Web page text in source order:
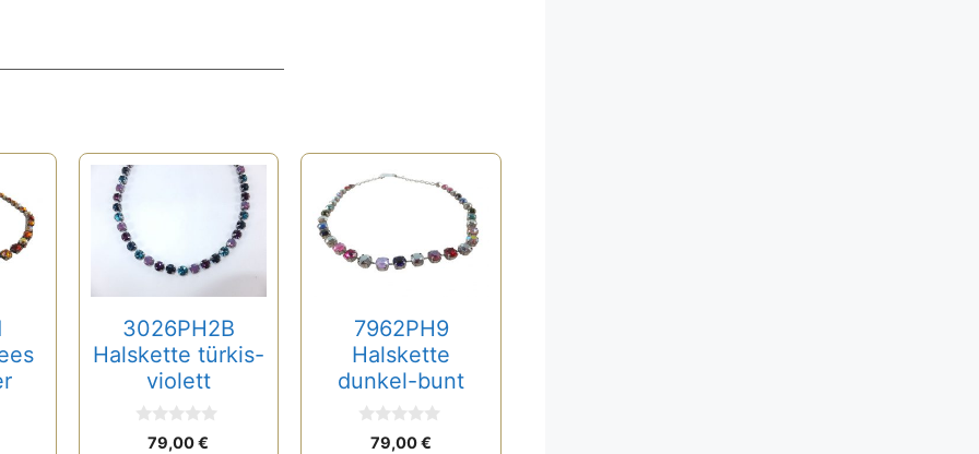
3026PH2B
Halskette türkis-
violett
79,00€
7962PH9
Halskette
dunkel-bunt
79,00€